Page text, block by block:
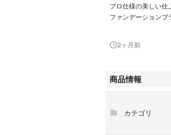
プロ仕様の美しい仕
ファンデーションブ
まるでマッサージ
#MIMC
#メイク道具/ケアグッ
2ヶ月前
商品情報
カテゴリ